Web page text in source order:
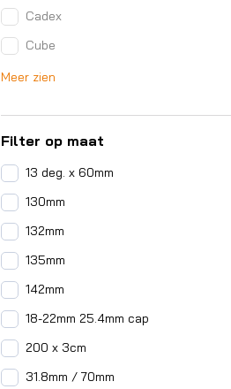
Cadex
Cube
Meer zien
Filter op maat
13 deg. x 60mm
130mm
132mm
135mm
142mm
18-22mm 25.4mm cap
200 x 3cm
31.8mm / 70mm